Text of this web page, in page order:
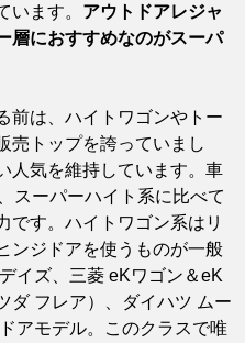
います。 アウトドアレジャ
層におすすめなのがスーパ
前は、ハイトワゴンやトー
売トップを誇っていまし
人気を維持しています。車
スーパーハイト系に比べて
です。ハイトワゴン系はリ
ンジドアを使うものが一般
イズ、三菱 eKワゴン＆eK
ダ フレア）、ダイハツ ムー
アモデル。このクラスで唯